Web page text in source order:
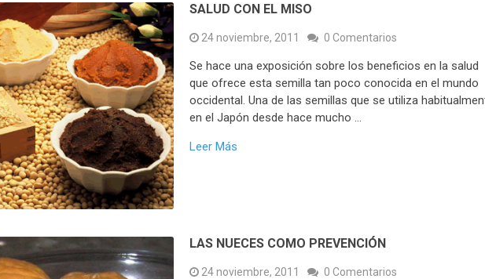
SALUD CON EL MISO
24 noviembre, 2011 0 Comentarios
Se hace una exposición sobre los beneficios en la salud
que ofrece esta semilla tan poco conocida en el mundo
occidental. Una de las semillas que se utiliza
en el Japón desde hace mucho …
Leer Más
LAS NUECES COMO PREVENCIÓN
24 noviembre, 2011 0 Comentarios